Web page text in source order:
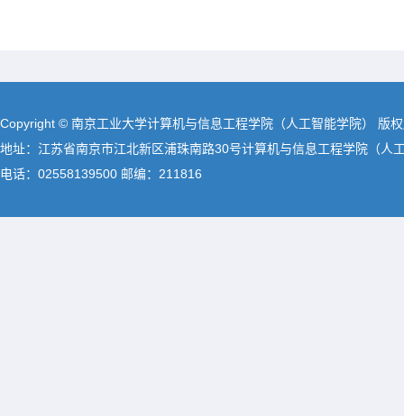
Copyright © 南京工业大学计算机与信息工程学院（人工智能学院） 版
地址：江苏省南京市江北新区浦珠南路30号计算机与信息工程学院（人
电话：02558139500 邮编：211816